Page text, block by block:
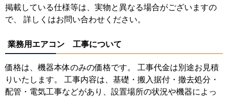
掲載している仕様等は、実物と異なる場合がございますの
で、 詳しくはお問い合わせください。
業務用エアコン 工事について
価格は、機器本体のみの価格です。 工事代金は別途お見積
りいたします。 工事内容は、基礎・搬入据付・撤去処分・
配管・電気工事などがあり、設置場所の状況や機器によっ